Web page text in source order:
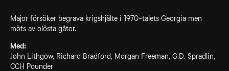
Major försöker begrava krigshjälte i 1970-talets Georgia men
möts av olösta gåtor.
Med:
John Lithgow, Richard Bradford, Morgan Freeman, G.D. Spradlin,
CCH Pounder